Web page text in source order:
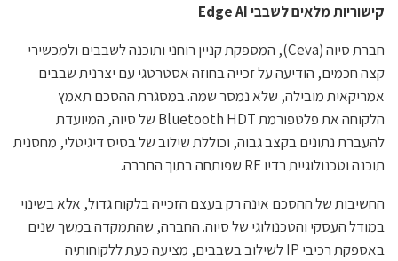
קישוריות מלאים לשבבי Edge AI
חברת סיוה (Ceva), המספקת קניין רוחני ותוכנה לשבבים ולמכשירי
קצה חכמים, הודיעה על זכייה בחוזה אסטרטגי עם יצרנית שבבים
אמריקאית מובילה, שלא נמסר שמה. במסגרת ההסכם תאמץ
הלקוחה את פלטפורמת Bluetooth HDT של סיוה, המיועדת
להעברת נתונים בקצב גבוה, וכוללת שילוב של בסיס דיגיטלי, מחסנית
תוכנה וטכנולוגיית רדיו RF שפותחה בתוך החברה.
החשיבות של ההסכם אינה רק בעצם הזכייה בלקוח גדול, אלא בשינוי
במודל העסקי והטכנולוגי של סיוה. החברה, שהתמקדה במשך שנים
באספקת רכיבי IP לשילוב בשבבים, מציעה כעת ללקוחותיה